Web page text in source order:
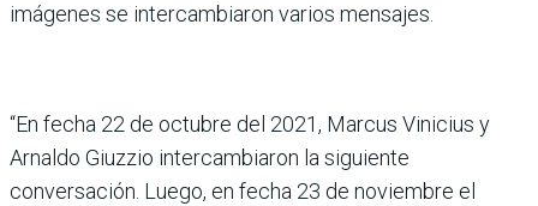
imágenes se intercambiaron varios mensajes.
“En fecha 22 de octubre del 2021, Marcus Vinicius y
Arnaldo Giuzzio intercambiaron la siguiente
conversación. Luego, en fecha 23 de noviembre el